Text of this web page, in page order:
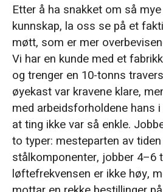
Etter å ha snakket om så
kunnskap, la oss se på et
møtt, som er mer
Vi har en kunde med et
og trenger en 10-tonns
øyekast var kravene klare,
med arbeidsforholdene hans
at ting ikke var så enkle.
to typer: mesteparten av
stålkomponenter, jobber 4–6
løftefrekvensen er ikke høy,